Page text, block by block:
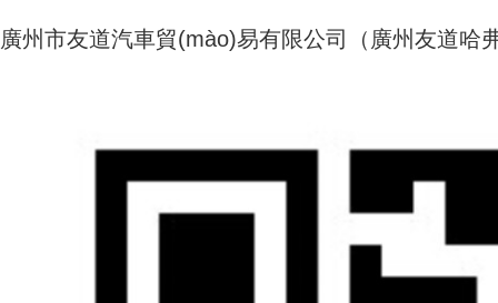
廣州市友道汽車貿(mào)易有限公司（廣州友道哈